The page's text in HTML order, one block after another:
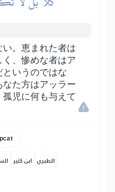
。恵まれた者は
、惨めな者はア
というのではな
た方はアッラー
児に何も与えて
ابن كثير الطبري